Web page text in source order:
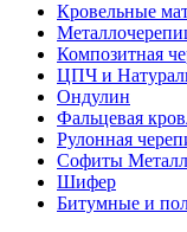
Кровельные
Композитная
ЦПЧ и
Ондулин
Фальцевая
Рулонная
Софиты
Шифер
Битумные и